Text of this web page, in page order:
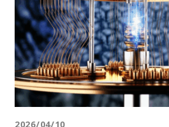
2026/04/10